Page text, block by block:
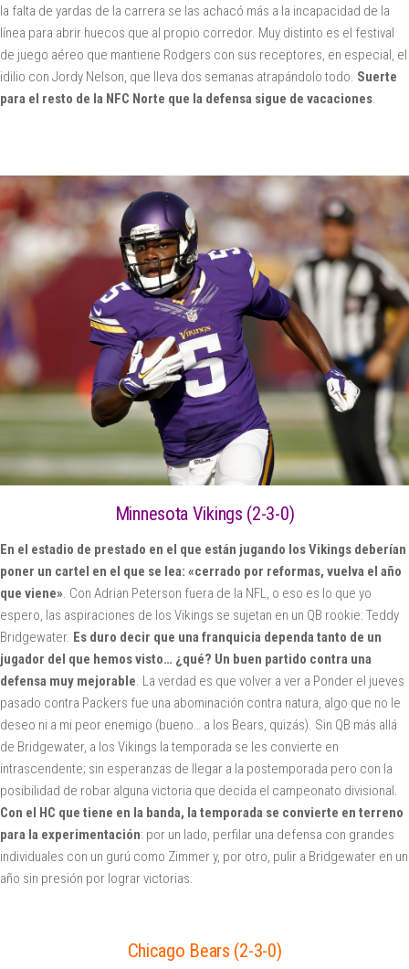
la falta de yardas de la carrera se las achacó más a la incapacidad de la
línea para abrir huecos que al propio corredor. Muy distinto es el festival
de juego aéreo que mantiene Rodgers con sus receptores, en especial, el
idilio con Jordy Nelson, que lleva dos semanas atrapándolo todo. Suerte
para el resto de la NFC Norte que la defensa sigue de vacaciones.
Minnesota Vikings (2-3-0)
En el estadio de prestado en el que están jugando los Vikings deberían
poner un cartel en el que se lea: «cerrado por reformas, vuelva el año
que viene». Con Adrian Peterson fuera de la NFL, o eso es lo que yo
espero, las aspiraciones de los Vikings se sujetan en un QB rookie: Teddy
Bridgewater. Es duro decir que una franquicia dependa tanto de un
jugador del que hemos visto… ¿qué? Un buen partido contra una
defensa muy mejorable. La verdad es que volver a ver a Ponder el jueves
pasado contra Packers fue una abominación contra natura, algo que no le
deseo ni a mi peor enemigo (bueno… a los Bears, quizás). Sin QB más allá
de Bridgewater, a los Vikings la temporada se les convierte en
intrascendente; sin esperanzas de llegar a la postemporada pero con la
posibilidad de robar alguna victoria que decida el campeonato divisional.
Con el HC que tiene en la banda, la temporada se convierte en terreno
para la experimentación: por un lado, perfilar una defensa con grandes
individuales con un gurú como Zimmer y, por otro, pulir a Bridgewater en un
año sin presión por lograr victorias.
Chicago Bears (2-3-0)